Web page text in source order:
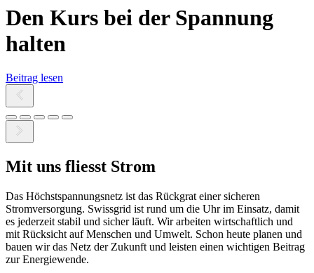
Den Kurs bei der Spannung
halten
Beitrag lesen
Mit uns fliesst Strom
Das Höchstspannungsnetz ist das Rückgrat einer sicheren
Stromversorgung. Swissgrid ist rund um die Uhr im Einsatz, damit
es jederzeit stabil und sicher läuft. Wir arbeiten wirtschaftlich und
mit Rücksicht auf Menschen und Umwelt. Schon heute planen und
bauen wir das Netz der Zukunft und leisten einen wichtigen Beitrag
zur Energiewende.